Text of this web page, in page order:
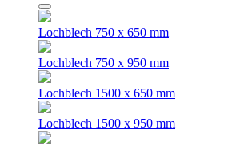
Lochblech 750 x 650 mm
Lochblech 750 x 950 mm
Lochblech 1500 x 650 mm
Lochblech 1500 x 950 mm